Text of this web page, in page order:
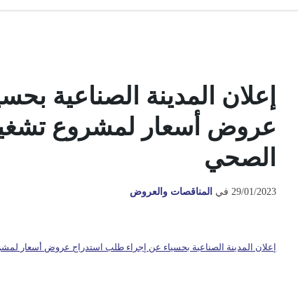
إعلان المدينة الصناعية
عروض أسعار لمشروع
الصحي
29/01/2023 في المناقصات والعروض
إعلان المدينة الصناعية بحسياء عن إجراء طلب استدراج عروض أسعار